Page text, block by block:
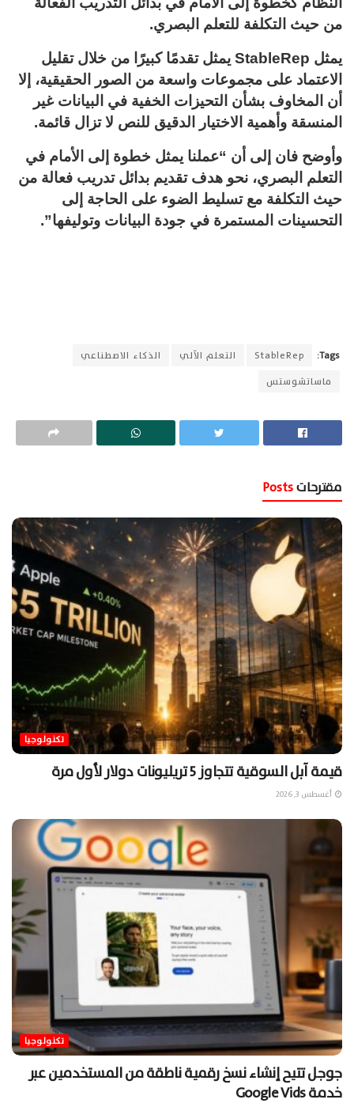
من حيث التكلفة للتعلم البصري.
يمثل StableRep يمثل تقدمًا كبيرًا من خلال تقليل
الاعتماد على مجموعات واسعة من الصور الحقيقية، إلا
أن المخاوف بشأن التحيزات الخفية في البيانات غير
المنسقة وأهمية الاختيار الدقيق للنص لا تزال قائمة.
وأوضح فان إلى أن “عملنا يمثل خطوة إلى الأمام في
التعلم البصري، نحو هدف تقديم بدائل تدريب فعالة من
حيث التكلفة مع تسليط الضوء على الحاجة إلى
التحسينات المستمرة في جودة البيانات وتوليفها”.
Tags:
StableRep التعلم الآلي
الذكاء الاصطناعي
ماساتشوستس
مقترحات
تكنولوجيا
قيمة آبل السوقية تتجاوز 5 تريليونات دولار لأول مرة
أغسطس 3, 2026
تكنولوجيا
جوجل تتيح إنشاء نسخ رقمية ناطقة من المستخدمين عبر
خدمة Google Vids